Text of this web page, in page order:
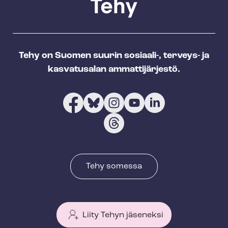
Tehy on Suomen suurin sosiaali-, terveys- ja
kasvatusalan ammattijärjestö.
Tehy somessa
Liity Tehyn jäseneksi